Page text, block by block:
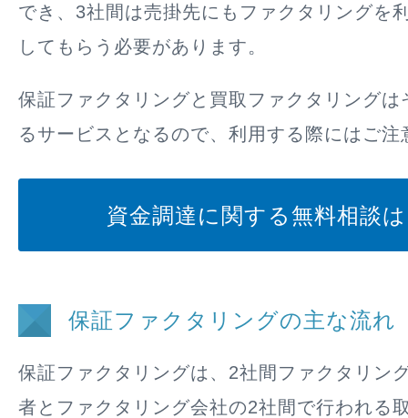
でき、3社間は売掛先にもファクタリングを
してもらう必要があります。
保証ファクタリングと買取ファクタリングは
るサービスとなるので、利用する際にはご注
資金調達に関する無料相談
保証ファクタリングの主な流れ
保証ファクタリングは、2社間ファクタリン
者とファクタリング会社の2社間で行われる